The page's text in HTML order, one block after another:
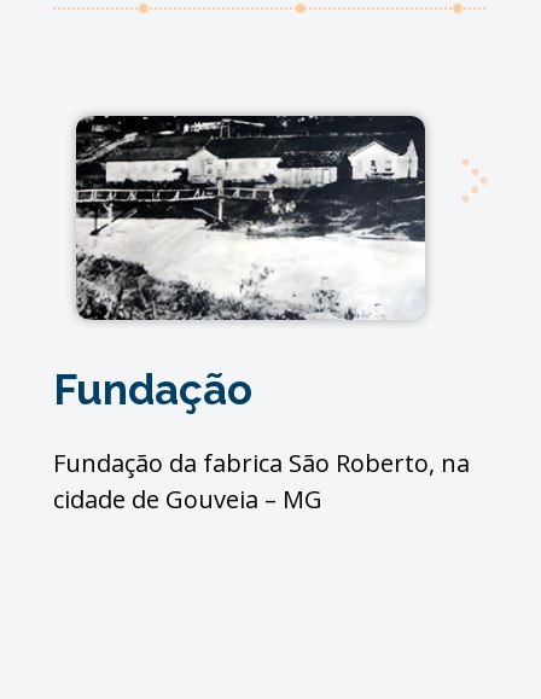
Fundação
Fundação da fabrica São Roberto, na
cidade de Gouveia – MG